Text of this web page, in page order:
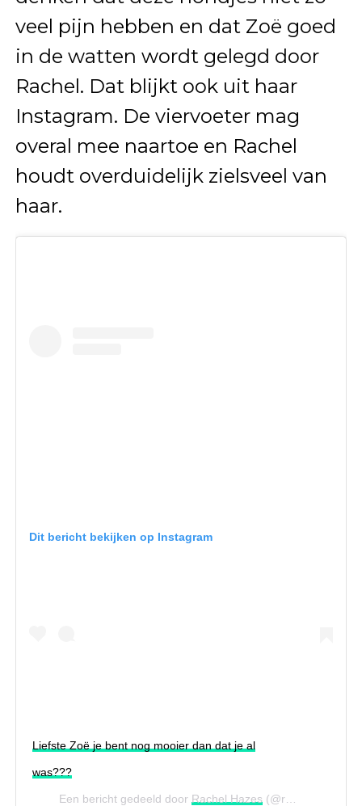
veel pijn hebben en dat Zoë goed
in de watten wordt gelegd door
Rachel. Dat blijkt ook uit haar
Instagram. De viervoeter mag
overal mee naartoe en Rachel
houdt overduidelijk zielsveel van
haar.
Dit bericht bekijken op Instagram
Liefste Zoë je bent nog mooier dan dat je al
was???
Een bericht gedeeld door Rachel Hazes (@rachelhazes) op